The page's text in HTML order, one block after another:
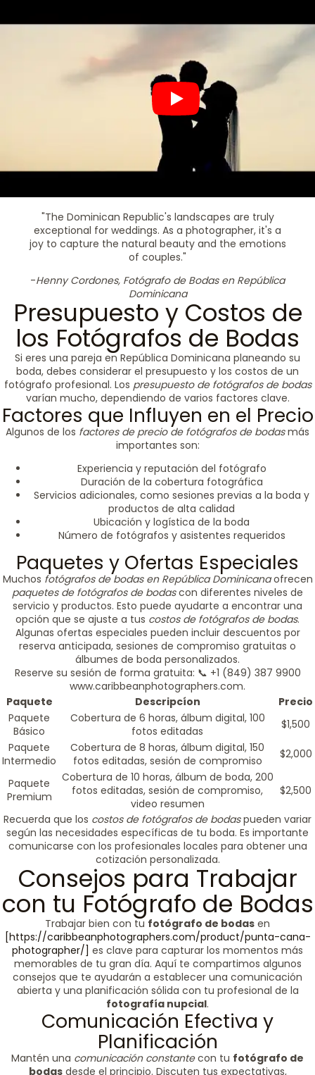
"The Dominican Republic's landscapes are truly
exceptional for weddings. As a photographer, it's a
joy to capture the natural beauty and the emotions
of couples."
-Henny Cordones, Fotógrafo de Bodas en República
Dominicana
Presupuesto y Costos de
los Fotógrafos de Bodas
Si eres una pareja en República Dominicana planeando su
boda, debes considerar el presupuesto y los costos de un
fotógrafo profesional. Los presupuesto de fotógrafos de bodas
varían mucho, dependiendo de varios factores clave.
Factores que Influyen en el Precio
Algunos de los factores de precio de fotógrafos de bodasmás
importantes son:
Experiencia y reputación del fotógrafo
Duración de la cobertura fotográfica
Servicios adicionales, como sesiones previas a la boda y
productos de alta calidad
Ubicación y logística de la boda
Número de fotógrafos y asistentes requeridos
Paquetes y Ofertas Especiales
Muchos fotógrafos de bodas en República Dominicanaofrecen
paquetes de fotógrafos de bodascon diferentes niveles de
servicio y productos. Esto puede ayudarte a encontrar una
opción que se ajuste a tus costos de fotógrafos de bodas.
Algunas ofertas especiales pueden incluir descuentos por
reserva anticipada, sesiones de compromiso gratuitas o
álbumes de boda personalizados.
Reserve su sesión de forma gratuita: 📞 +1 (849) 387 9900
www.caribbeanphotographers.com.
Paquete
Descripcíon
Precio
Paquete
Básico
Cobertura de 6 horas, álbum digital, 100
fotos editadas
$1,500
Paquete
Intermedio
Cobertura de 8 horas, álbum digital, 150
fotos editadas, sesión de compromiso
$2,000
Paquete
Premium
Cobertura de 10 horas, álbum de boda, 200
fotos editadas, sesión de compromiso,
video resumen
$2,500
Recuerda que los costos de fotógrafos de bodaspueden variar
según las necesidades específicas de tu boda. Es importante
comunicarse con los profesionales locales para obtener una
cotización personalizada.
Consejos para Trabajar
con tu Fotógrafo de Bodas
Trabajar bien con tu fotógrafo de bodas en
[https://caribbeanphotographers.com/product/punta-cana-
photographer/] es clave para capturar los momentos más
memorables de tu gran día. Aquí te compartimos algunos
consejos que te ayudarán a establecer una comunicación
abierta y una planificación sólida con tu profesional de la
fotografía nupcial.
Comunicación Efectiva y
Planificación
Mantén una comunicación constantecon tu fotógrafo de
bodasdesde el principio. Discuten tus expectativas,